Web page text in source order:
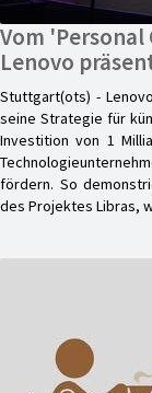
Vom
Lenovo
Stuttgart(ots) -
seine Strategie für
Investition von 1
fördern. So
des Projektes Libras,